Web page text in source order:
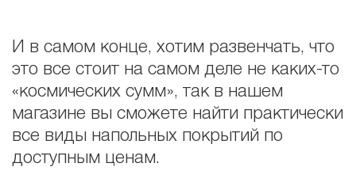
И в самом конце, хотим развенчать, что
это все стоит на самом деле не каких-то
«космических сумм», так в нашем
магазине вы сможете найти практически
все виды напольных покрытий по
доступным ценам.